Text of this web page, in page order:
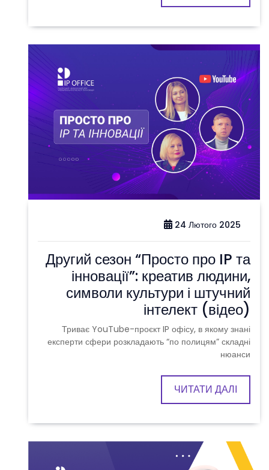
24 Лютого 2025
Другий сезон “Просто про IP та
інновації”: креатив людини,
символи культури і штучний
інтелект (відео)
Триває YouTube-проєкт IP офісу, в якому знані
експерти сфери розкладають “по полицям” складні
нюанси
ЧИТАТИ ДАЛІ